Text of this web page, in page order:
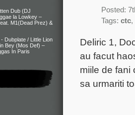
Dub (DJ
la Lowkey –
M1(Dead Prez) &
Dubplate / Little Lion
Bey (Mos Def) –
In Paris
Posted:
Tags: ctc,
Deliric 1,
au facut
miile de fani
sa urmariti